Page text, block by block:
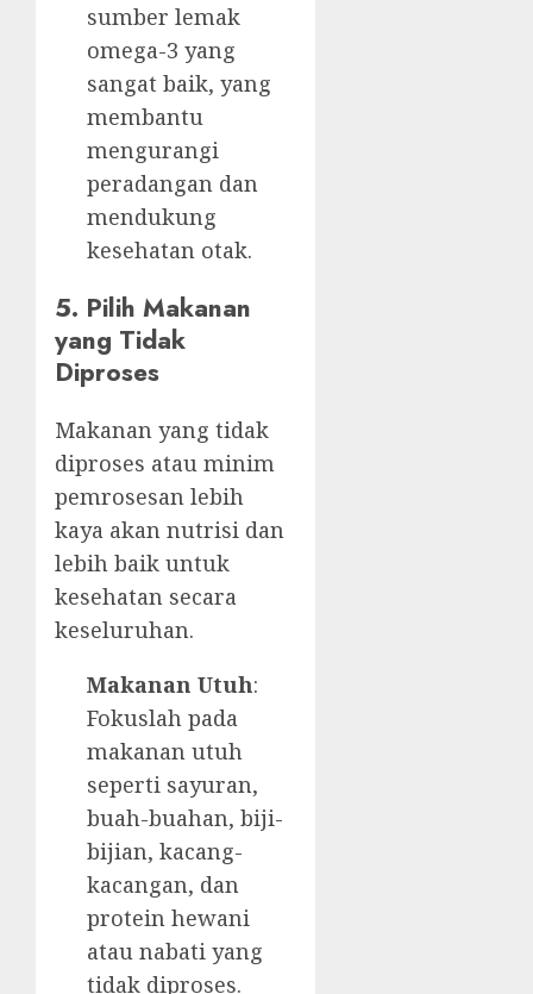
sumber lemak
omega-3 yang
sangat baik, yang
membantu
mengurangi
peradangan dan
mendukung
kesehatan otak.
5. Pilih Makanan
yang Tidak
Diproses
Makanan yang tidak
diproses atau minim
pemrosesan lebih
kaya akan nutrisi dan
lebih baik untuk
kesehatan secara
keseluruhan.
Makanan Utuh:
Fokuslah pada
makanan utuh
seperti sayuran,
buah-buahan, biji-
bijian, kacang-
kacangan, dan
protein hewani
atau nabati yang
tidak diproses.